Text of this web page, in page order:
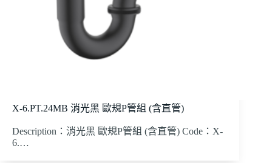
X-6.PT.24MB 消光黑 歐規P管組 (含直管)
Description：消光黑 歐規P管組 (含直管) Code：X-
6.…